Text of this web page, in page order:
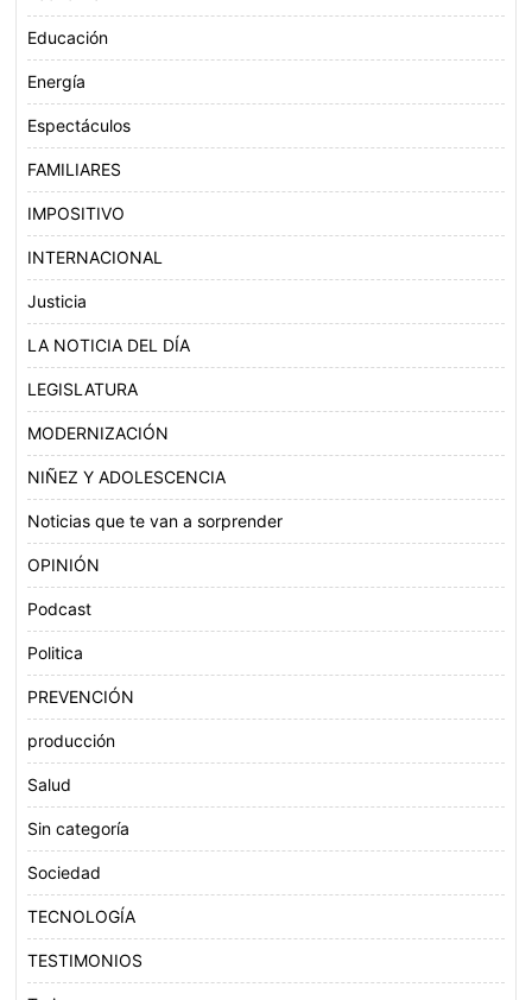
Educación
Energía
Espectáculos
FAMILIARES
IMPOSITIVO
INTERNACIONAL
Justicia
LA NOTICIA DEL DÍA
LEGISLATURA
MODERNIZACIÓN
NIÑEZ Y ADOLESCENCIA
Noticias que te van a sorprender
OPINIÓN
Podcast
Politica
PREVENCIÓN
producción
Salud
Sin categoría
Sociedad
TECNOLOGÍA
TESTIMONIOS